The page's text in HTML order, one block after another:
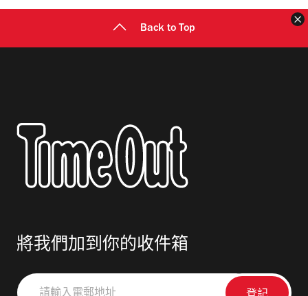
Back to Top
將我們加到你的收件箱
請